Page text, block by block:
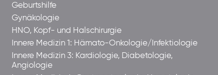
Geburtshilfe
Gynäkologie
HNO, Kopf- und Halschirurgie
Innere Medizin 1: Hämato-Onkologie/Infektiologie
Innere Medizin 3: Kardiologie, Diabetologie,
Angiologie